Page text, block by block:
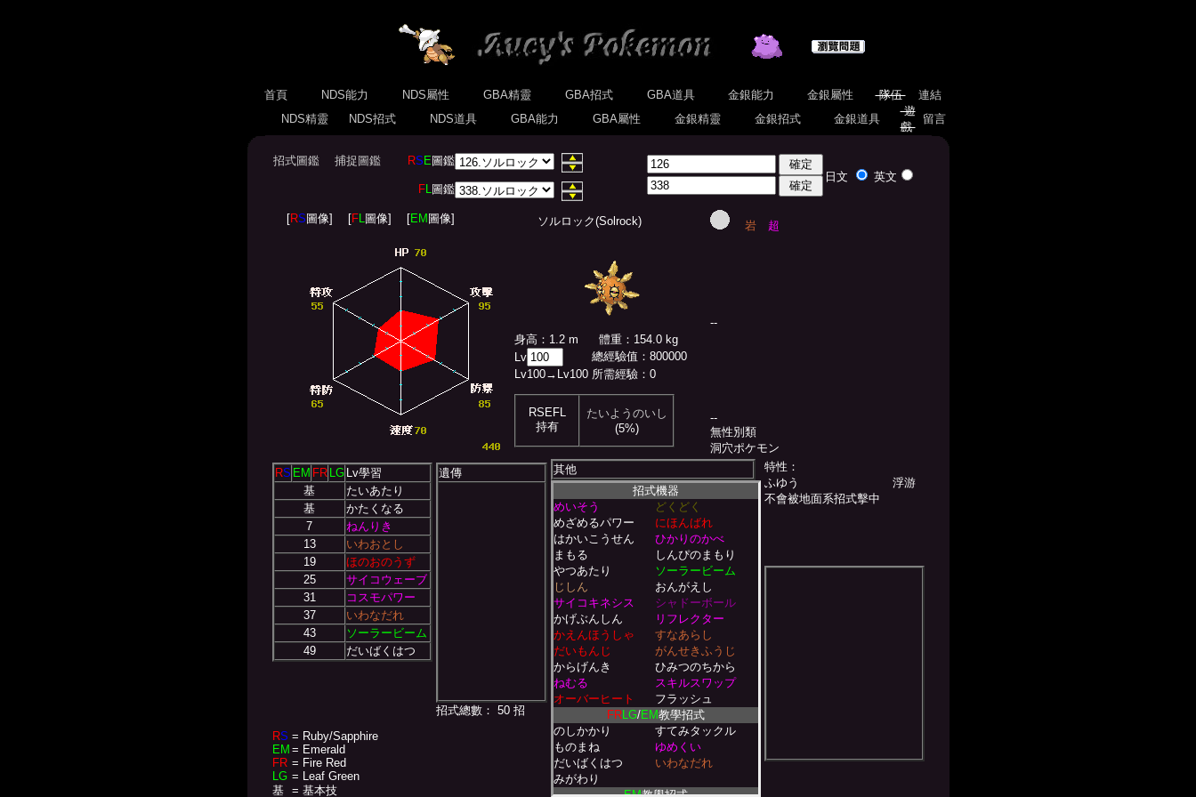
首頁 NDS能力 NDS屬性 GBA精靈 GBA招式 GBA道具 金銀能力 金銀屬性 隊伍
連結
NDS精靈
NDS招式 NDS道具 GBA能力 GBA屬性 金銀精靈 金銀招式 金銀道具
遊
戲
留言
招式圖鑑 捕捉圖鑑 RS E圖鑑
FL圖鑑
日文 英文
[RS 圖像] [FL圖像] [EM 圖像] ソルロック(Solrock) 岩 超
身高：1.2 m
體重：154.0 kg
Lv
總經驗值 ： 800000
Lv100→Lv100 所需經驗： 0
RSEFL
持有
たいようのいし
(5%)
--
--
無性別類
洞穴ポケモン
其他
招式機器
めいそう
どくどく
めざめるパワー
にほんばれ
はかいこうせん
ひかりのかべ
まもる
しんぴのまもり
やつあたり
ソーラービーム
じしん
おんがえし
サイコキネシス
シャドーボール
かげぶんしん
リフレクター
かえんほうしゃ
すなあらし
だいもんじ
がんせきふうじ
からげんき
ひみつのちから
ねむる
スキルスワップ
オーバーヒート
フラッシュ
FRLG/EM教學招式
のしかかり
すてみタックル
ものまね
ゆめくい
だいばくはつ
いわなだれ
みがわり
特性：
ふゆう
浮游
不會被地面系招式擊中
RS EM FR LG Lv學習
基
たいあたり
基
かたくなる
7
ねんりき
13
いわおとし
19
ほのおのうず
25
サイコウェーブ
31
コスモパワー
37
いわなだれ
43
ソーラービーム
49
だいばくはつ
RS = Ruby/Sapphire
EM = Emerald
FR = Fire Red
LG = Leaf Green
基
= 基本技
遺傳
招式總數： 50 招